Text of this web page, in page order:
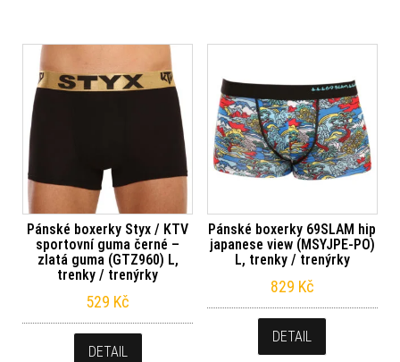
Pánské boxerky Styx / KTV
sportovní guma černé –
zlatá guma (GTZ960) L,
trenky / trenýrky
529 Kč
DETAIL
Pánské boxerky 69SLAM hip
japanese view (MSYJPE-PO)
L, trenky / trenýrky
829 Kč
DETAIL